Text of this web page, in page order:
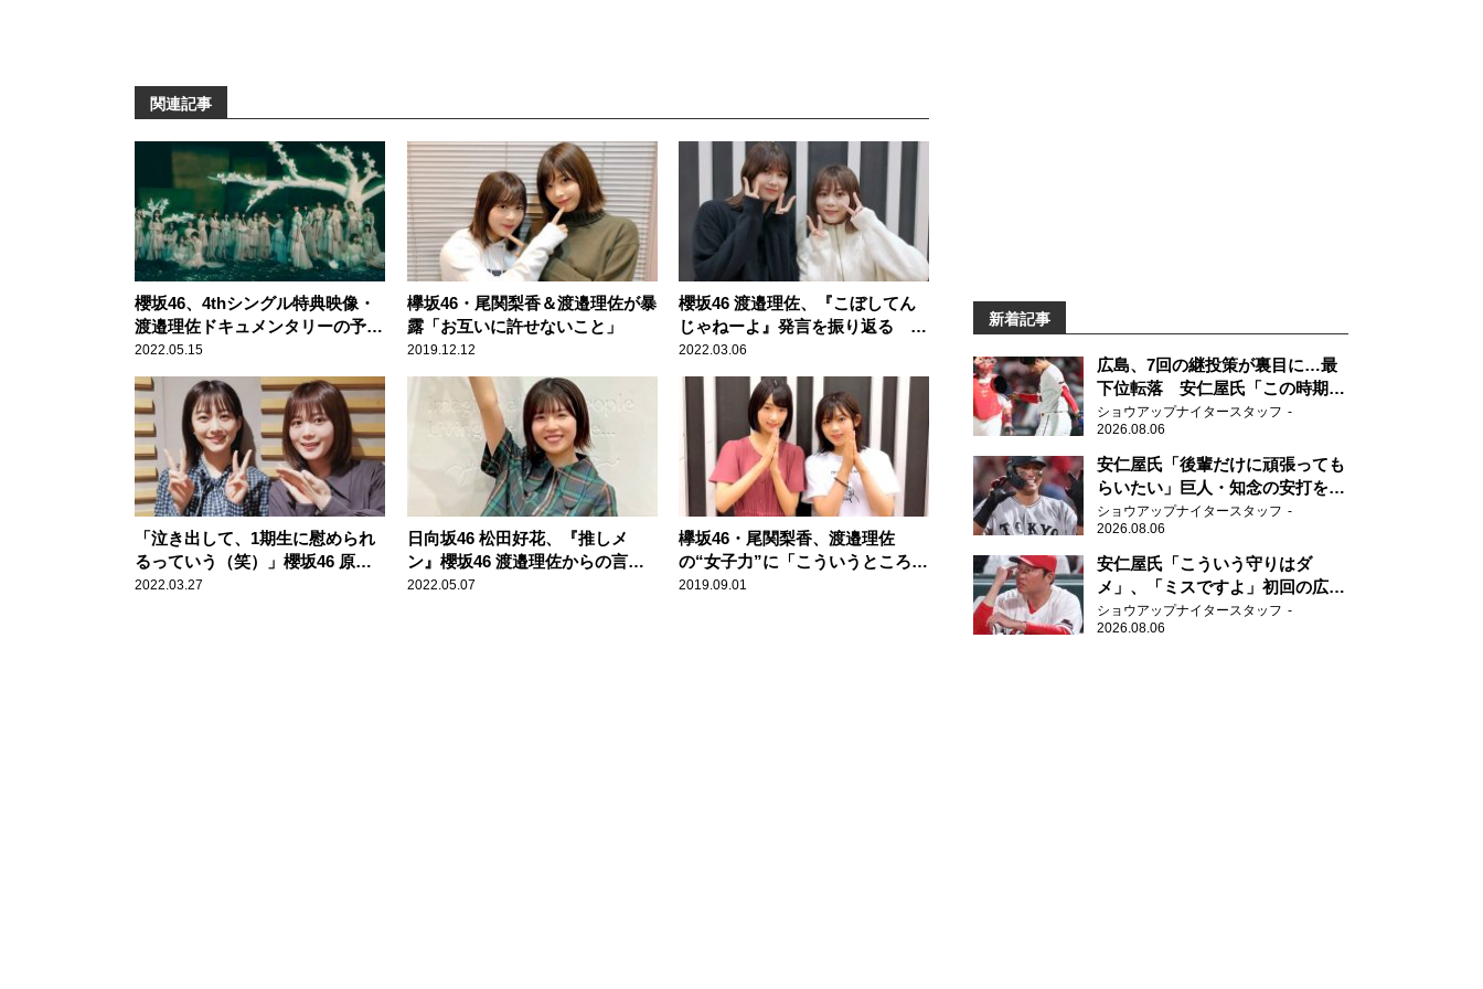
関連記事
櫻坂46、4thシングル特典映像・
渡邉理佐ドキュメンタリーの予告
編公開
2022.05.15
欅坂46・尾関梨香＆渡邉理佐が暴
露「お互いに許せないこと」
2019.12.12
櫻坂46 渡邉理佐、『こぼしてん
じゃねーよ』発言を振り返る 尾
関梨香「当時は理佐といえばその
印象が」
2022.03.06
「泣き出して、1期生に慰められ
るっていう（笑）」櫻坂46 原田
葵、渡邉理佐とのやり取りで号泣
2022.03.27
日向坂46 松田好花、『推しメ
ン』櫻坂46 渡邉理佐からの言葉
に感激 加入前からの思いを語る
2022.05.07
欅坂46・尾関梨香、渡邉理佐
の“女子力”に「こういうところに
惚れる」
2019.09.01
新着記事
広島、7回の継投策が裏目に…最
下位転落 安仁屋氏「この時期に
来て勉強はない」
ショウアップナイタースタッフ
2026.08.06
安仁屋氏「後輩だけに頑張っても
らいたい」巨人・知念の安打を喜
ぶ
ショウアップナイタースタッフ
2026.08.06
安仁屋氏「こういう守りはダ
メ」、「ミスですよ」初回の広島
の守備に苦言
ショウアップナイタースタッフ
2026.08.06